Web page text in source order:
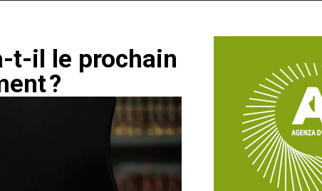
t-il le prochain
?